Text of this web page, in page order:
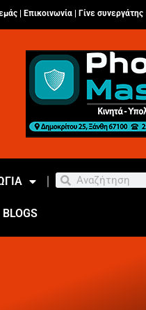
| Επικοινωνία Γίνε συνεργάτης
BLOGS